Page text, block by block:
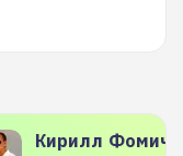
Кирилл